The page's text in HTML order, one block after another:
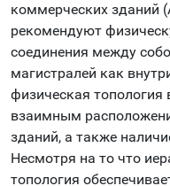
коммерческих зданий
рекомендуют
соединения между
магистралей как
физическая топология
взаимным
зданий, а также
Несмотря на то что
топология